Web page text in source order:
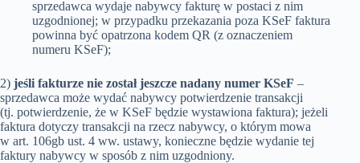
sprzedawca wydaje nabywcy fakturę w postaci z nim
uzgodnionej; w przypadku przekazania poza KSeF faktura
powinna być opatrzona kodem QR (z oznaczeniem
numeru KSeF);
2) jeśli fakturze nie został jeszcze nadany numer KSeF –
sprzedawca może wydać nabywcy potwierdzenie transakcji
(tj. potwierdzenie, że w KSeF będzie wystawiona faktura); jeżeli
faktura dotyczy transakcji na rzecz nabywcy, o którym mowa
w art. 106gb ust. 4 ww. ustawy, konieczne będzie wydanie tej
faktury nabywcy w sposób z nim uzgodniony.